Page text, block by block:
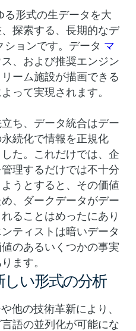
る形式の生データを大
探索する、長期的なデ
ョンです。データ マ
、および推奨エンジン
ーム施設が描画できる
って実現されます。
ち、データ統合はデー
続化で情報を正規化
た。これだけでは、企
理するだけでは不十分
うとすると、その価値
、ダークデータがデー
ることはめったにあり
ティストは暗いデータ
のあるいくつかの事実
ます。
い形式の分析
他の技術革新により、
語の並列化が可能にな